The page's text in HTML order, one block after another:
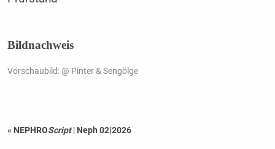
Bildnachweis
Vorschaubild: @ Pinter & Sengölge
« NEPHROScript | Neph 02|2026